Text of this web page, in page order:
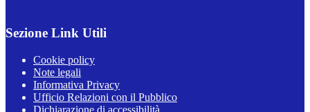
Sezione Link Utili
Cookie policy
Note legali
Informativa Privacy
Ufficio Relazioni con il Pubblico